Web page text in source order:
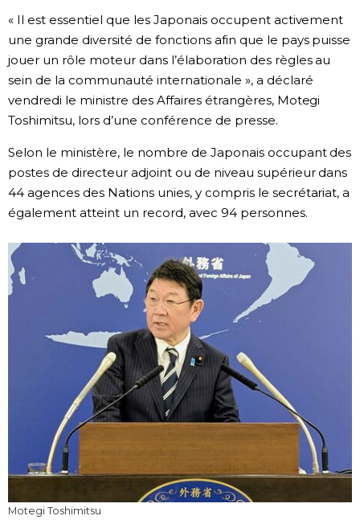
Séries
Personnages
Chroniques
Images
Vidéos
Tokyo
« Il est essentiel que les Japonais occupent activement
une grande diversité de fonctions afin que le pays puisse
jouer un rôle moteur dans l’élaboration des règles au
sein de la communauté internationale », a déclaré
vendredi le ministre des Affaires étrangères, Motegi
Toshimitsu, lors d’une conférence de presse.
Selon le ministère, le nombre de Japonais occupant des
postes de directeur adjoint ou de niveau supérieur dans
44 agences des Nations unies, y compris le secrétariat, a
également atteint un record, avec 94 personnes.
Motegi Toshimitsu